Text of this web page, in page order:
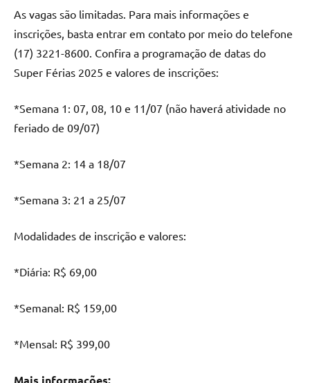
As vagas são limitadas. Para mais informações e
inscrições, basta entrar em contato por meio do telefone
(17) 3221-8600. Confira a programação de datas do
Super Férias 2025 e valores de inscrições:
*Semana 1: 07, 08, 10 e 11/07 (não haverá atividade no
feriado de 09/07)
*Semana 2: 14 a 18/07
*Semana 3: 21 a 25/07
Modalidades de inscrição e valores:
*Diária: R$ 69,00
*Semanal: R$ 159,00
*Mensal: R$ 399,00